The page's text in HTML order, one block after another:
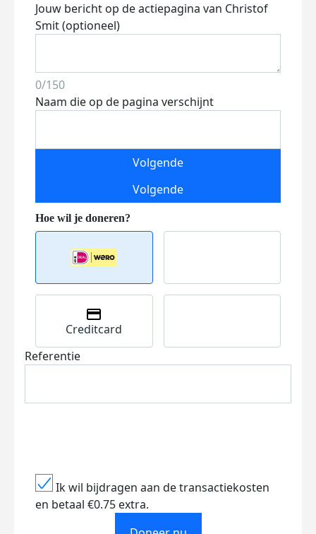
Jouw bericht op de actiepagina van Christof
Smit (optioneel)
0/150
Naam die op de pagina verschijnt
Volgende
Volgende
Creditcard
Referentie
Ik wil bijdragen aan de transactiekosten
en betaal €0.75 extra.